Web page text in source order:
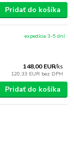
Pridať do košíka
148,00 EUR/ks
120,33 EUR bez DPH
expedícia 3-5 dní
Pridať do košíka